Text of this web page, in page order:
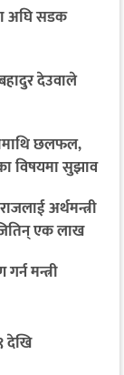
अघि सडक
देउवाले
छलफल,
विषयमा सुझाव
अर्थमन्त्री
एक लाख
मन्त्री
देखि